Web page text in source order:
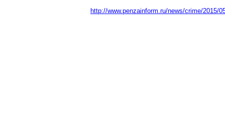
http://www.penzainform.ru/news/crime/2015/